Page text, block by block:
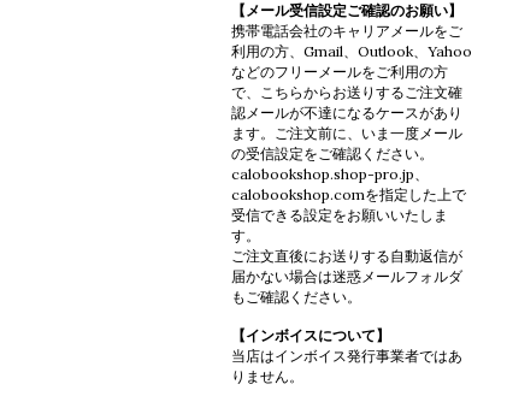
【メール受信設定ご確認のお願い】
携帯電話会社のキャリアメールをご
利用の方、Gmail、Outlook、Yahoo
などのフリーメールをご利用の方
で、こちらからお送りするご注文確
認メールが不達になるケースがあり
ます。ご注文前に、いま一度メール
の受信設定をご確認ください。
calobookshop.shop-pro.jp、
calobookshop.comを指定した上で
受信できる設定をお願いいたしま
す。
ご注文直後にお送りする自動返信が
届かない場合は迷惑メールフォルダ
もご確認ください。
【インボイスについて】
当店はインボイス発行事業者ではあ
りません。